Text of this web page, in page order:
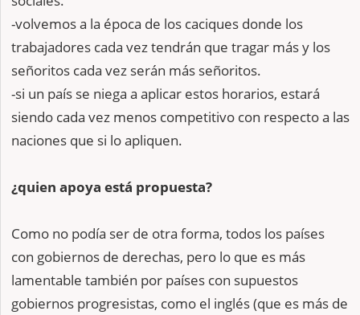
-volvemos a la época de los caciques donde los
trabajadores cada vez tendrán que tragar más y los
señoritos cada vez serán más señoritos.
-si un país se niega a aplicar estos horarios, estará
siendo cada vez menos competitivo con respecto a las
naciones que si lo apliquen.
¿quien apoya está propuesta?
Como no podía ser de otra forma, todos los países
con gobiernos de derechas, pero lo que es más
lamentable también por países con supuestos
gobiernos progresistas, como el inglés (que es más de